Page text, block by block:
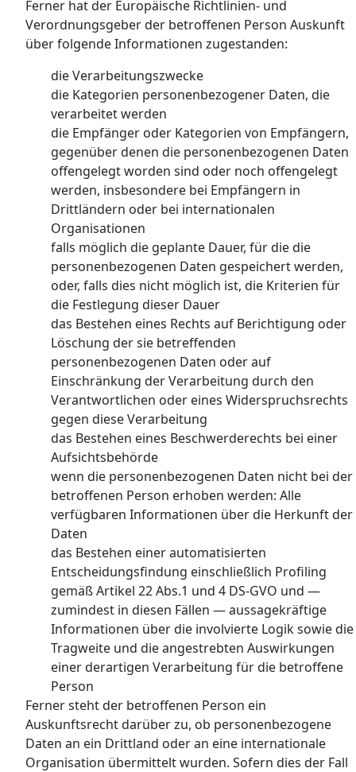
Ferner hat der Europäische Richtlinien- und
Verordnungsgeber der betroffenen Person Auskunft
über folgende Informationen zugestanden:
die Verarbeitungszwecke
die Kategorien personenbezogener Daten, die
verarbeitet werden
die Empfänger oder Kategorien von Empfängern,
gegenüber denen die personenbezogenen Daten
offengelegt worden sind oder noch offengelegt
werden, insbesondere bei Empfängern in
Drittländern oder bei internationalen
Organisationen
falls möglich die geplante Dauer, für die die
personenbezogenen Daten gespeichert werden,
oder, falls dies nicht möglich ist, die Kriterien für
die Festlegung dieser Dauer
das Bestehen eines Rechts auf Berichtigung oder
Löschung der sie betreffenden
personenbezogenen Daten oder auf
Einschränkung der Verarbeitung durch den
Verantwortlichen oder eines Widerspruchsrechts
gegen diese Verarbeitung
das Bestehen eines Beschwerderechts bei einer
Aufsichtsbehörde
wenn die personenbezogenen Daten nicht bei der
betroffenen Person erhoben werden: Alle
verfügbaren Informationen über die Herkunft der
Daten
das Bestehen einer automatisierten
Entscheidungsfindung einschließlich Profiling
gemäß Artikel 22 Abs.1 und 4 DS-GVO und —
zumindest in diesen Fällen — aussagekräftige
Informationen über die involvierte Logik sowie die
Tragweite und die angestrebten Auswirkungen
einer derartigen Verarbeitung für die betroffene
Person
Ferner steht der betroffenen Person ein
Auskunftsrecht darüber zu, ob personenbezogene
Daten an ein Drittland oder an eine internationale
Organisation übermittelt wurden. Sofern dies der Fall